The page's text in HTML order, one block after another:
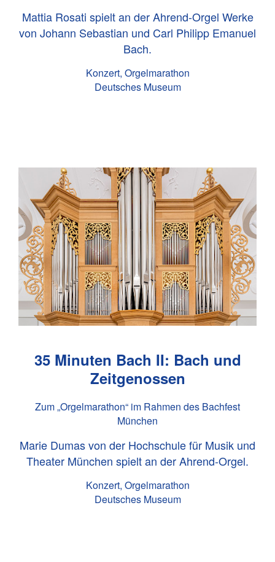
Mattia Rosati spielt an der Ahrend-Orgel Werke
von Johann Sebastian und Carl Philipp Emanuel
Bach.
Konzert, Orgelmarathon
Deutsches Museum
35 Minuten Bach II: Bach und
Zeitgenossen
Zum „Orgelmarathon“ im Rahmen des Bachfest
München
Marie Dumas von der Hochschule für Musik und
Theater München spielt an der Ahrend-Orgel.
Konzert, Orgelmarathon
Deutsches Museum